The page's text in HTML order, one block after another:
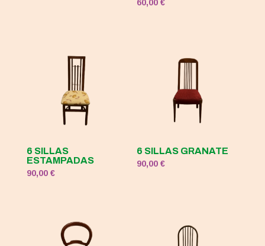
60,00€
6 SILLAS
ESTAMPADAS
90,00 €
6 SILLAS GRANATE
90,00€